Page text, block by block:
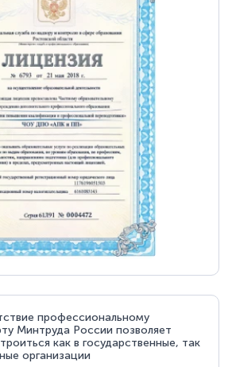
профессиональному
Минтруда России позволяет
как в государственные, так
организации